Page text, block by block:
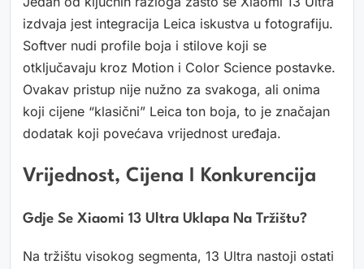
izdvaja jest integracija Leica iskustva u fotografiju.
Softver nudi profile boja i stilove koji se
otključavaju kroz Motion i Color Science postavke.
Ovakav pristup nije nužno za svakoga, ali onima
koji cijene “klasični” Leica ton boja, to je značajan
dodatak koji povećava vrijednost uređaja.
Vrijednost, Cijena I Konkurencija
Gdje Se Xiaomi 13 Ultra Uklapa Na Tržištu?
Na tržištu visokog segmenta, 13 Ultra nastoji ostati